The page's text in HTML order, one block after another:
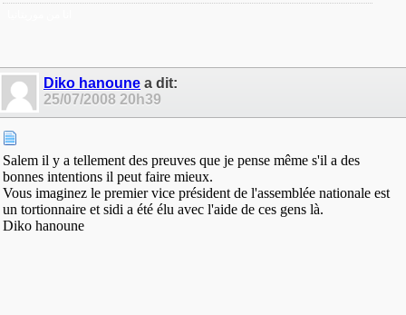
Diko hanoune a dit:
25/07/2008 20h39
Salem il y a tellement des preuves que je pense même s'il a des
bonnes intentions il peut faire mieux.
Vous imaginez le premier vice président de l'assemblée nationale est
un tortionnaire et sidi a été élu avec l'aide de ces gens là.
Diko hanoune